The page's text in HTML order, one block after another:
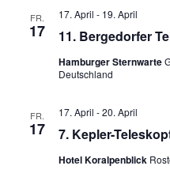
FR.
17 11. Bergedorfer
17. April - 19. April
Hamburger Sternwarte
Deutschland
FR.
17 7. Kepler-
17. April -20. April
Hotel Koralpenblick